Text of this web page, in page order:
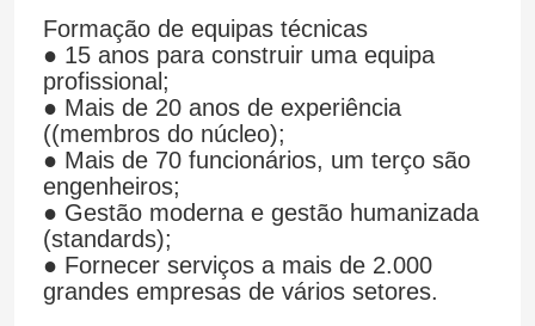
Formação de equipas técnicas
● 15 anos para construir uma equipa
profissional;
● Mais de 20 anos de experiência
((membros do núcleo);
● Mais de 70 funcionários, um terço são
engenheiros;
● Gestão moderna e gestão humanizada
(standards);
● Fornecer serviços a mais de 2.000
grandes empresas de vários setores.